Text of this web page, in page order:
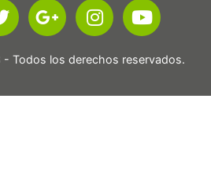
Todos los derechos reservados.